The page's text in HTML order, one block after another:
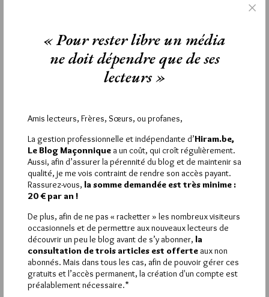
Raphaël Imbert, artiste chercheur et improvisateur de talent, a
Rayonnement Régional de Marseille dès le début du mois de
septembre.
J’ai essayé de le lire… pas réussi à aller jusqu’au bout.
LAZARE-LAG
7 DÉCEMBRE 2019 À 22H56 / RÉPONDRE
Et que doit-on comprendre par là?
Ou qu’il y a un problème qui tient au lecteur?
Sans plus de précision, c’est la voie ouverte à toutes les
interprétations. Non?
YONNEL GHERNAOUTI, YG
« Pour rester libre un média
ne doit dépendre que de ses
lecteurs »
Amis lecteurs, Frères, Sœurs, ou profanes,
La gestion professionnelle et indépendante d’Hiram.be,
Le Blog Maçonnique a un coût, qui croît régulièrement.
Aussi, afin d’assurer la pérennité du blog et de maintenir sa
qualité, je me vois contraint de rendre son accès payant.
Rassurez-vous, la somme demandée est très minime :
20 € par an !
De plus, afin de ne pas « racketter » les nombreux visiteurs
occasionnels et de permettre aux nouveaux lecteurs de
découvrir un peu le blog avant de s’y abonner, la
consultation de trois articles est offerte aux non
abonnés. Mais dans tous les cas, afin de pouvoir gérer ces
gratuits et l’accès permanent, la création d'un compte est
préalablement nécessaire.*